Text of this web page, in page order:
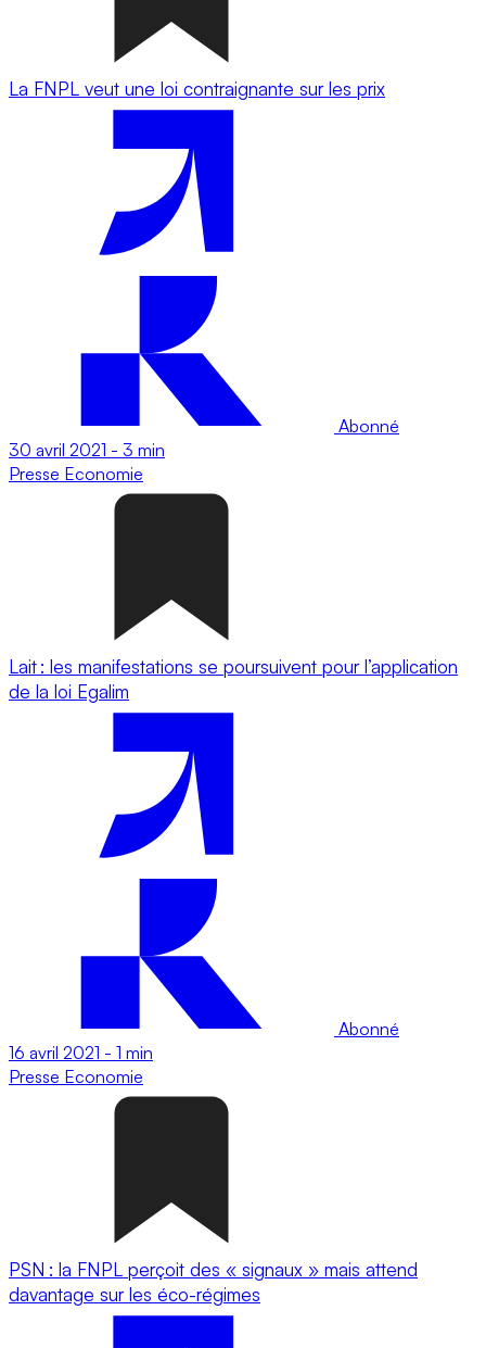
La FNPL veut une loi contraignante sur les prix
Abonné
30 avril 2021 - 3 min
Presse Economie
Lait : les manifestations se poursuivent pour l’application
de la loi Egalim
Abonné
16 avril 2021 - 1 min
Presse Economie
PSN : la FNPL perçoit des « signaux » mais attend
davantage sur les éco-régimes